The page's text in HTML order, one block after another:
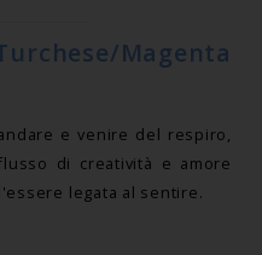
Magenta
e venire del respiro,
di creatività e amore
legata al sentire.